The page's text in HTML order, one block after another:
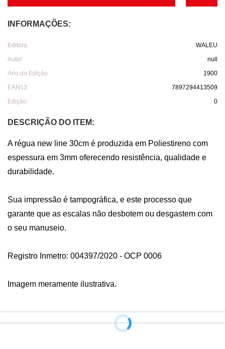
INFORMAÇÕES:
Editora
WALEU
Autor
null
Ano da Edição
1900
EAN13
7897294413509
Edição
0
DESCRIÇÃO DO ITEM:
A régua new line 30cm é produzida em Poliestireno com
espessura em 3mm oferecendo resistência, qualidade e
durabilidade.
Sua impressão é tampográfica, e este processo que
garante que as escalas não desbotem ou desgastem com
o seu manuseio.
Registro Inmetro: 004397/2020 - OCP 0006
Imagem meramente ilustrativa.